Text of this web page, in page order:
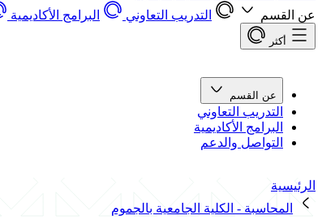
عن القسم
التدريب التعاوني البرامج الأكاديمية
أكثر
عن القسم
التدريب التعاوني
البرامج الأكاديمية
التواصل والدعم
الرئيسية
المحاسبة - الكلية الجامعية بالجموم